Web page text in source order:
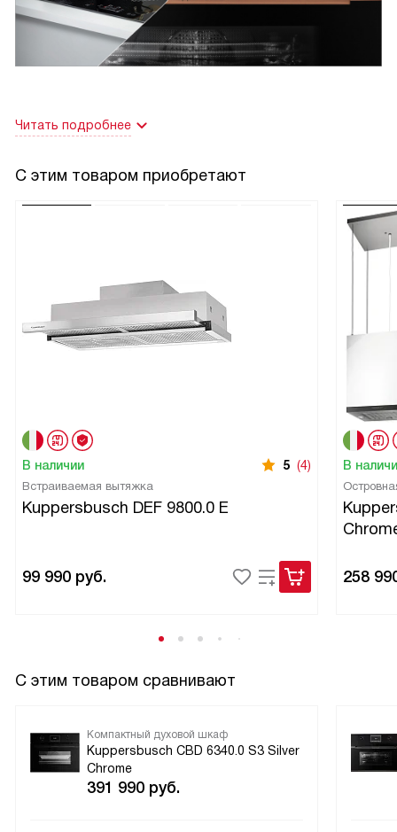
видеть, что всё выглядело и вкусило как в ресторане.
Другая история: после долгой командировки прихожу
поздно ночью, в холодильнике только остатки. Медленно
внимания, можно планировать несколько блюд подряд.
Нравится дизайн — строгий и нейтральный, не бросается
стабильность работы: нет скачков температуры, таймер
В целом чувствую, что сделанная покупка оправдала
ожидания. Это устройство упростило рутинные процессы
на кухне и дало свободу экспериментировать с
Читать подробнее
С этим товаром приобретают
В наличии 5 (4)
Встраиваемая вытяжка
Kuppersbusch DEF 9800.0 E
99 990 руб.
В
258
С этим товаром сравнивают
Компактный духовой шкаф
Kuppersbusch CBD 6340.0 S3 Silver
Chrome
391 990 руб.